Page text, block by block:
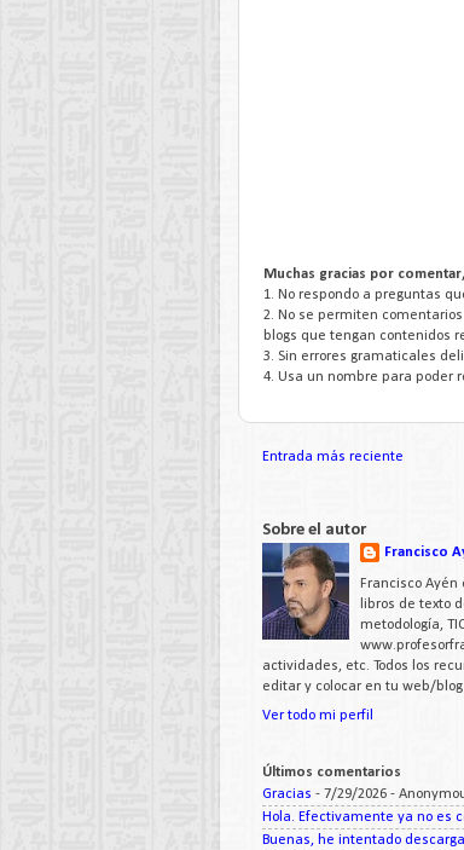
Muchas gracias por
1. No respondo a preguntas
2. No se permiten
blogs que tengan contenidos
3. Sin errores gramaticales
4. Usa un nombre para poder
Entrada más reciente
Sobre el autor
Francisco
Francisco
libros de texto
metodología,
actividades, etc. Todos los
editar y colocar en tu web/
Ver todo mi perfil
Últimos comentarios
Gracias - 7/29/2026 -
Hola. Efectivamente ya no es
Buenas, he intentado